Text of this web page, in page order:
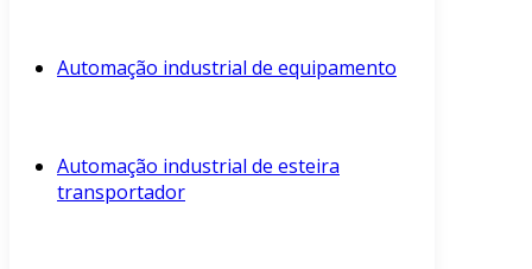
Automação industrial de equipamento
Automação industrial de esteira
transportador